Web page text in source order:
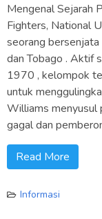
Mengenal Sejarah
Fighters, National
seorang
dan Tobago . Aktif
1970 , kelompok
untuk
Williams menyusul
gagal dan
Read More
Informasi